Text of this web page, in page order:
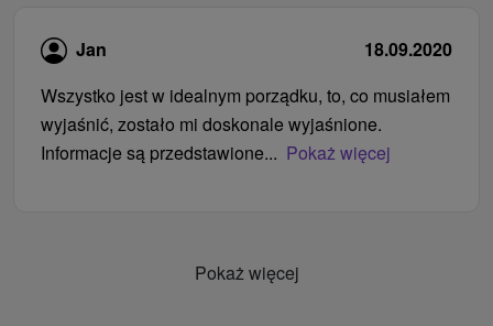
Jan
18.09.2020
Wszystko jest w idealnym porządku, to, co musiałem
wyjaśnić, zostało mi doskonale wyjaśnione.
Informacje są przedstawione... Pokaż więcej
Pokaż więcej